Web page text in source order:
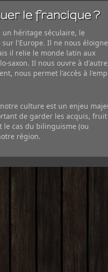
le francique ?
héritage séculaire, le
l'Europe. Il ne nous éloigne
il relie le monde latin aux
saxon. Il nous ouvre à
nous permet l'accès à
culture est un enjeu
de garder les acquis, fruit
le cas du bilinguisme (ou
région.